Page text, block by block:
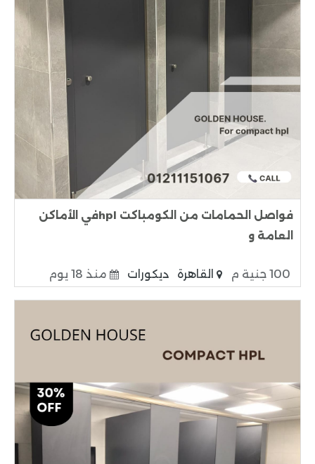
فواصل الحمامات من الكومباكت hplفي الأماكن
العامة و
100 جنية م القاهرة ديكورات منذ 18 يوم